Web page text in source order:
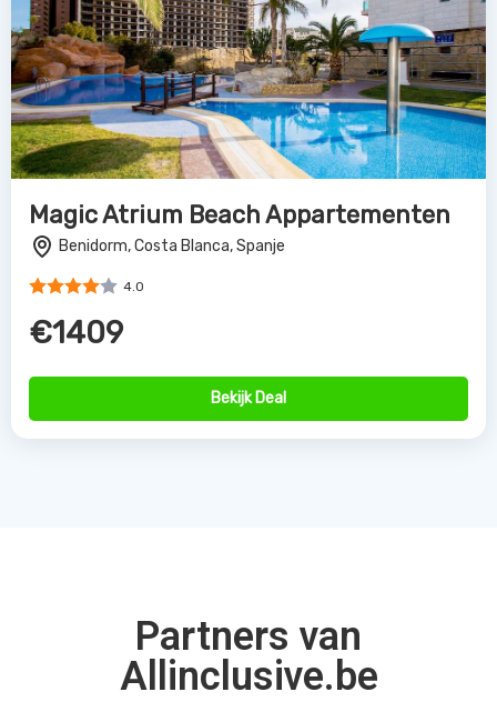
Magic Atrium Beach Appartementen
Benidorm, Costa Blanca, Spanje
4.0
€1409
Bekijk Deal
Partners van
Allinclusive.be